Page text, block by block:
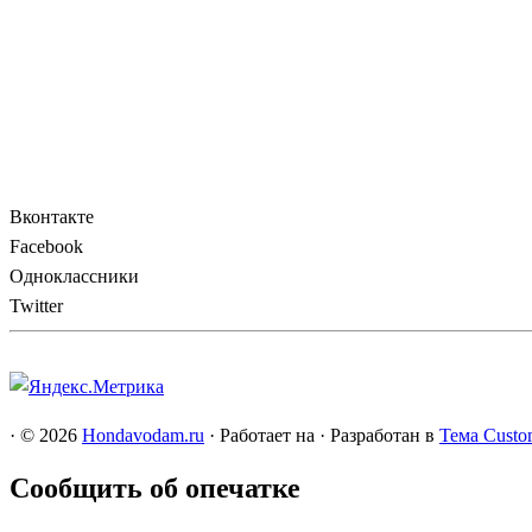
Вконтакте
Facebook
Одноклассники
Twitter
· © 2026 Hondavodam.ru · Работает на · Разработан в Тема
Сообщить об опечатке